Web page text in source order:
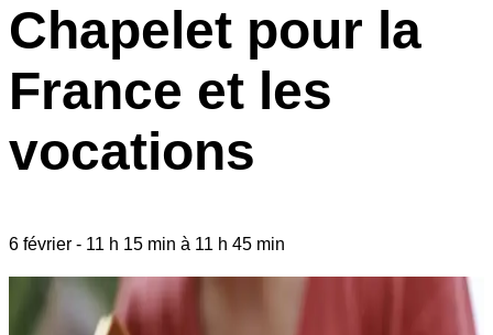
Chapelet pour la
France et les
vocations
6 février - 11 h 15 min à 11 h 45 min